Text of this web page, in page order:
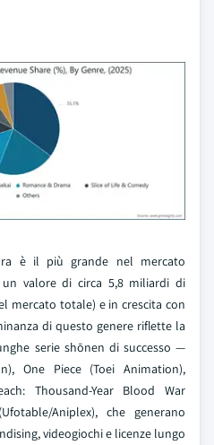
è il più grande nel mercato
un valore di circa 5,8 miliardi di
mercato totale) e in crescita con
di questo genere riflette la
serie shōnen di successo —
One Piece (Toei Animation),
Thousand-Year Blood War
Aniplex), che generano
videogiochi e licenze lungo